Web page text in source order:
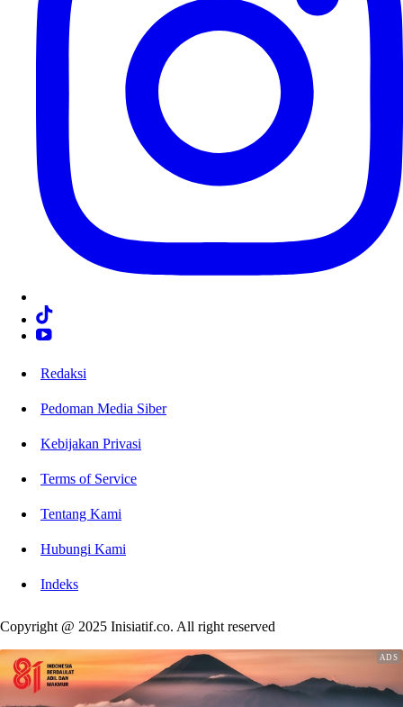
Redaksi
Pedoman Media Siber
Kebijakan Privasi
Terms of Service
Tentang Kami
Hubungi Kami
Indeks
Copyright @ 2025 Inisiatif.co. All right reserved